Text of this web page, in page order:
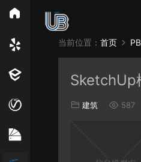
当前位置： 首页
SketchUp
建筑 587